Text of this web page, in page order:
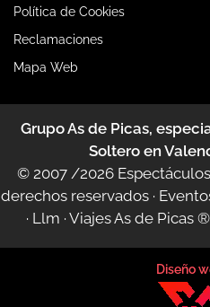
Política de Cookies
Reclamaciones
Mapa Web
Grupo As de Picas,
Soltero en
© 2007 /2026
derechos reservados ·
· Llm · Viajes As de Picas ®
Diseño